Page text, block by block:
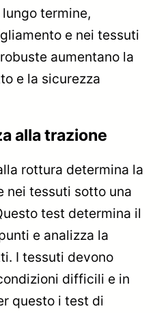
lungo termine,
e nei tessuti
aumentano la
e la sicurezza
alla trazione
rottura determina la
nei tessuti sotto una
test determina il
e analizza la
I tessuti devono
difficili e in
questo i test di